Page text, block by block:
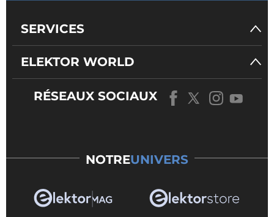
SERVICES
ELEKTOR WORLD
RÉSEAUX SOCIAUX
NOTREUNIVERS